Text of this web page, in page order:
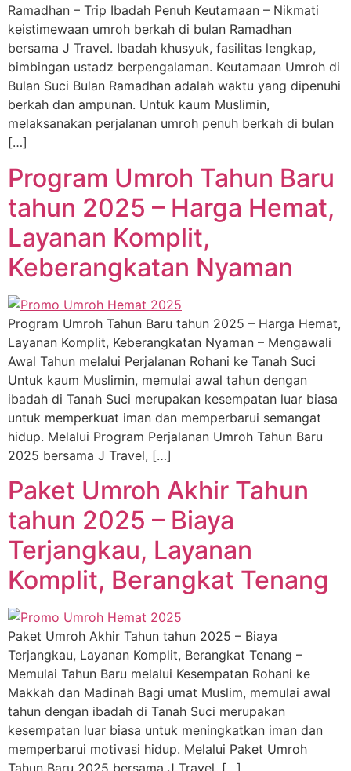
Ramadhan – Trip Ibadah Penuh Keutamaan – Nikmati
keistimewaan umroh berkah di bulan Ramadhan
bersama J Travel. Ibadah khusyuk, fasilitas lengkap,
bimbingan ustadz berpengalaman. Keutamaan Umroh di
Bulan Suci Bulan Ramadhan adalah waktu yang dipenuhi
berkah dan ampunan. Untuk kaum Muslimin,
melaksanakan perjalanan umroh penuh berkah di bulan
[…]
Program Umroh Tahun Baru
tahun 2025 – Harga Hemat,
Layanan Komplit,
Keberangkatan Nyaman
Program Umroh Tahun Baru tahun 2025 – Harga Hemat,
Layanan Komplit, Keberangkatan Nyaman – Mengawali
Awal Tahun melalui Perjalanan Rohani ke Tanah Suci
Untuk kaum Muslimin, memulai awal tahun dengan
ibadah di Tanah Suci merupakan kesempatan luar biasa
untuk memperkuat iman dan memperbarui semangat
hidup. Melalui Program Perjalanan Umroh Tahun Baru
2025 bersama J Travel, […]
Paket Umroh Akhir Tahun
tahun 2025 – Biaya
Terjangkau, Layanan
Komplit, Berangkat Tenang
Paket Umroh Akhir Tahun tahun 2025 – Biaya
Terjangkau, Layanan Komplit, Berangkat Tenang –
Memulai Tahun Baru melalui Kesempatan Rohani ke
Makkah dan Madinah Bagi umat Muslim, memulai awal
tahun dengan ibadah di Tanah Suci merupakan
kesempatan luar biasa untuk meningkatkan iman dan
memperbarui motivasi hidup. Melalui Paket Umroh
Tahun Baru 2025 bersama J Travel, […]